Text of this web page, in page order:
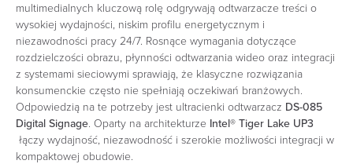
multimedialnych kluczową rolę odgrywają odtwarzacze treści o
wysokiej wydajności, niskim profilu energetycznym i
niezawodności pracy 24/7. Rosnące wymagania dotyczące
rozdzielczości obrazu, płynności odtwarzania wideo oraz integracji
z systemami sieciowymi sprawiają, że klasyczne rozwiązania
konsumenckie często nie spełniają oczekiwań branżowych.
Odpowiedzią na te potrzeby jest ultracienki odtwarzacz DS-085
Digital Signage. Oparty na architekturze Intel® Tiger Lake UP3
łączy wydajność, niezawodność i szerokie możliwości integracji w
kompaktowej obudowie.